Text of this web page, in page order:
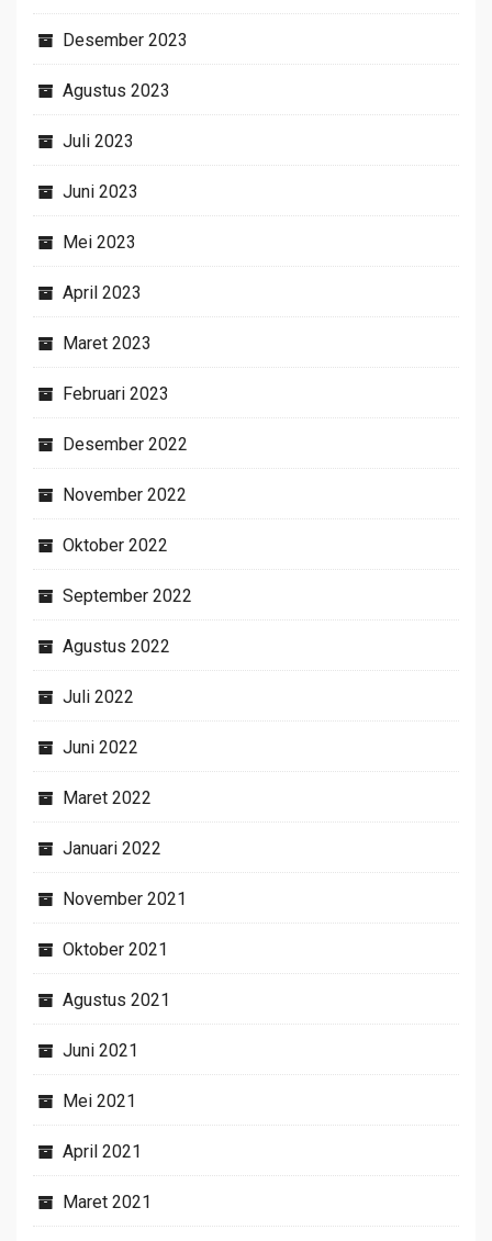
Desember 2023
Agustus 2023
Juli 2023
Juni 2023
Mei 2023
April 2023
Maret 2023
Februari 2023
Desember 2022
November 2022
Oktober 2022
September 2022
Agustus 2022
Juli 2022
Juni 2022
Maret 2022
Januari 2022
November 2021
Oktober 2021
Agustus 2021
Juni 2021
Mei 2021
April 2021
Maret 2021